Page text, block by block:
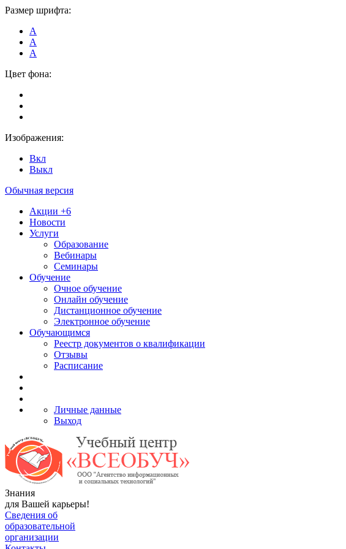
Размер шрифта:
А
А
А
Цвет фона:
Изображения:
Вкл
Выкл
Обычная версия
Акции +6
Новости
Услуги
Образование
Вебинары
Семинары
Обучение
Очное обучение
Онлайн обучение
Дистанционное обучение
Электронное обучение
Обучающимся
Реестр документов о квалификации
Отзывы
Расписание
Личные данные
Выход
Знания
для Вашей карьеры!
Сведения об
образовательной
организации